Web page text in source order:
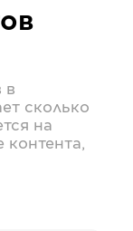
в
сколько
на